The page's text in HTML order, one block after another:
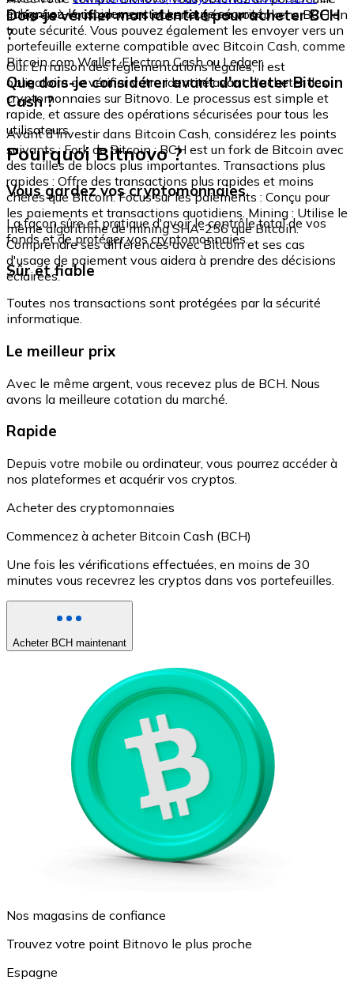
échangez-le rapidement et en toute sécurité.
intégré où vous pouvez stocker et gérer vos tokens BCH en
toute sécurité. Vous pouvez également les envoyer vers un
portefeuille externe compatible avec Bitcoin Cash, comme
Bitcoin.com Wallet, Electron Cash ou Ledger.
Dois-je vérifier mon identité pour acheter BCH
?
Oui. En raison des réglementations légales, il est
obligatoire de vérifier votre identité avant d'acheter des
cryptomonnaies sur Bitnovo. Le processus est simple et
rapide, et assure des opérations sécurisées pour tous les
utilisateurs.
Que dois-je considérer avant d'acheter Bitcoin
Cash ?
Avant d'investir dans Bitcoin Cash, considérez les points
suivants : Fork de Bitcoin : BCH est un fork de Bitcoin avec
des tailles de blocs plus importantes. Transactions plus
rapides : Offre des transactions plus rapides et moins
chères que Bitcoin. Focus sur les paiements : Conçu pour
les paiements et transactions quotidiens. Mining : Utilise le
même algorithme de mining SHA-256 que Bitcoin.
Comprendre ses différences avec Bitcoin et ses cas
d'usage de paiement vous aidera à prendre des décisions
éclairées.
Pourquoi Bitnovo ?
Vous gardez vos cryptomonnaies
La façon sûre et pratique d'avoir le contrôle total de vos
fonds et de protéger vos cryptomonnaies.
Sûr et fiable
Toutes nos transactions sont protégées par la sécurité
informatique.
Le meilleur prix
Avec le même argent, vous recevez plus de BCH. Nous
avons la meilleure cotation du marché.
Rapide
Depuis votre mobile ou ordinateur, vous pourrez accéder à
nos plateformes et acquérir vos cryptos.
Acheter des cryptomonnaies
Commencez à acheter Bitcoin Cash (BCH)
Une fois les vérifications effectuées, en moins de 30
minutes vous recevrez les cryptos dans vos portefeuilles.
Acheter BCH maintenant
Nos magasins de confiance
Trouvez votre point Bitnovo le plus proche
Espagne